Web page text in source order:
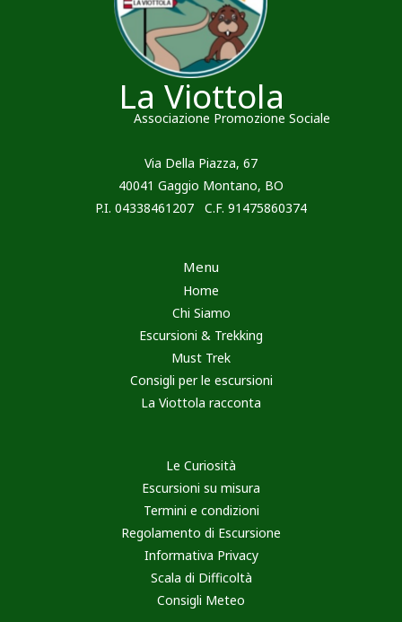
La Viottola
Associazione Promozione Sociale
Via Della Piazza, 67
40041 Gaggio Montano, BO
P.I. 04338461207 C.F. 91475860374
Menu
Home
Chi Siamo
Escursioni & Trekking
Must Trek
Consigli per le escursioni
La Viottola racconta
Le Curiosità
Escursioni su misura
Termini e condizioni
Regolamento di Escursione
Informativa Privacy
Scala di Difficoltà
Consigli Meteo